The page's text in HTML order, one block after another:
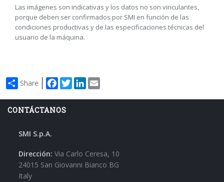
Las imágenes son indicativas y los datos no son vinculantes,
porque deben ser confirmados por SMI en función de las
condiciones productivas y de las especificaciones técnicas del
usuario de la máquina.
Share Facebook
TwitterLinkedIn
CONTÁCTANOS
SMI S.p.A.
Dirección: Via Carlo Ceresa, 10
24015 San Giovanni Bianco BG
Italy